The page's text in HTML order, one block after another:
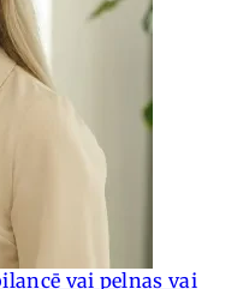
vai peļņas vai